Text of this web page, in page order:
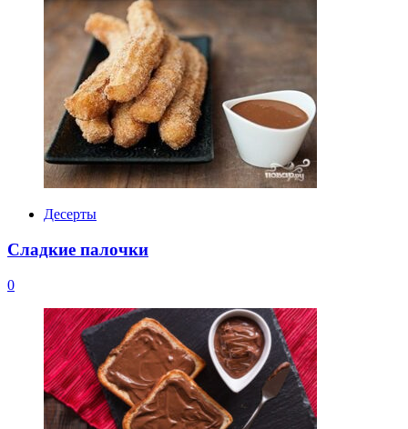
Десерты
Сладкие палочки
0